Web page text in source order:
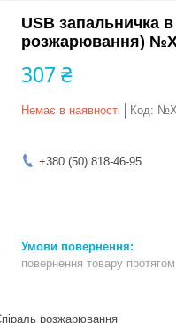
USB запальничка
розжарювання)
307 ₴
Немає в наявності Код:
+380 (50) 818-46-95
повернення товару
розжарювання